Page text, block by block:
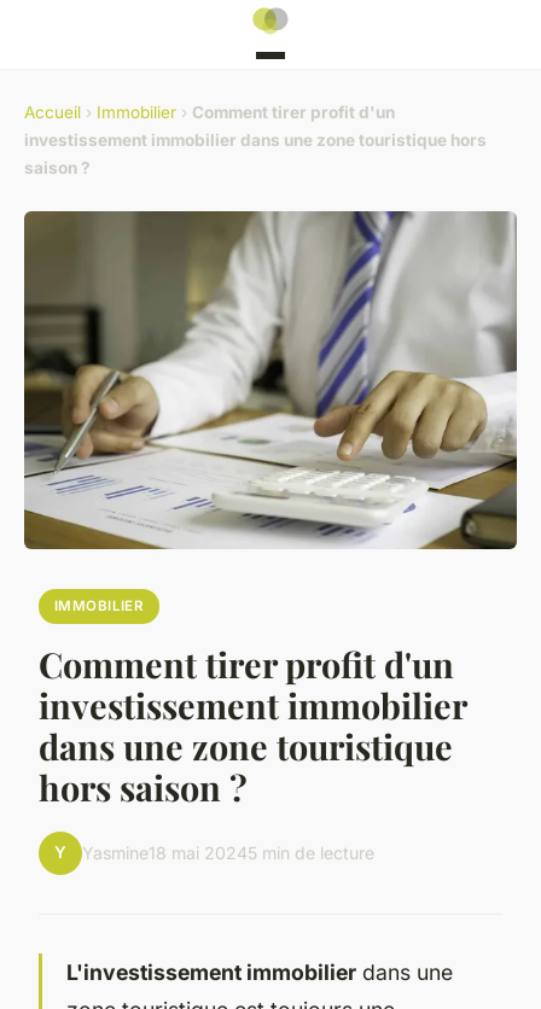
Accueil › Immobilier › Comment tirer profit d'un
investissement immobilier dans une zone touristique hors
saison ?
IMMOBILIER
Comment tirer profit d'un
investissement immobilier
dans une zone touristique
hors saison ?
Y Yasmine18 mai 20245 min de lecture
L'investissement immobilier dans une